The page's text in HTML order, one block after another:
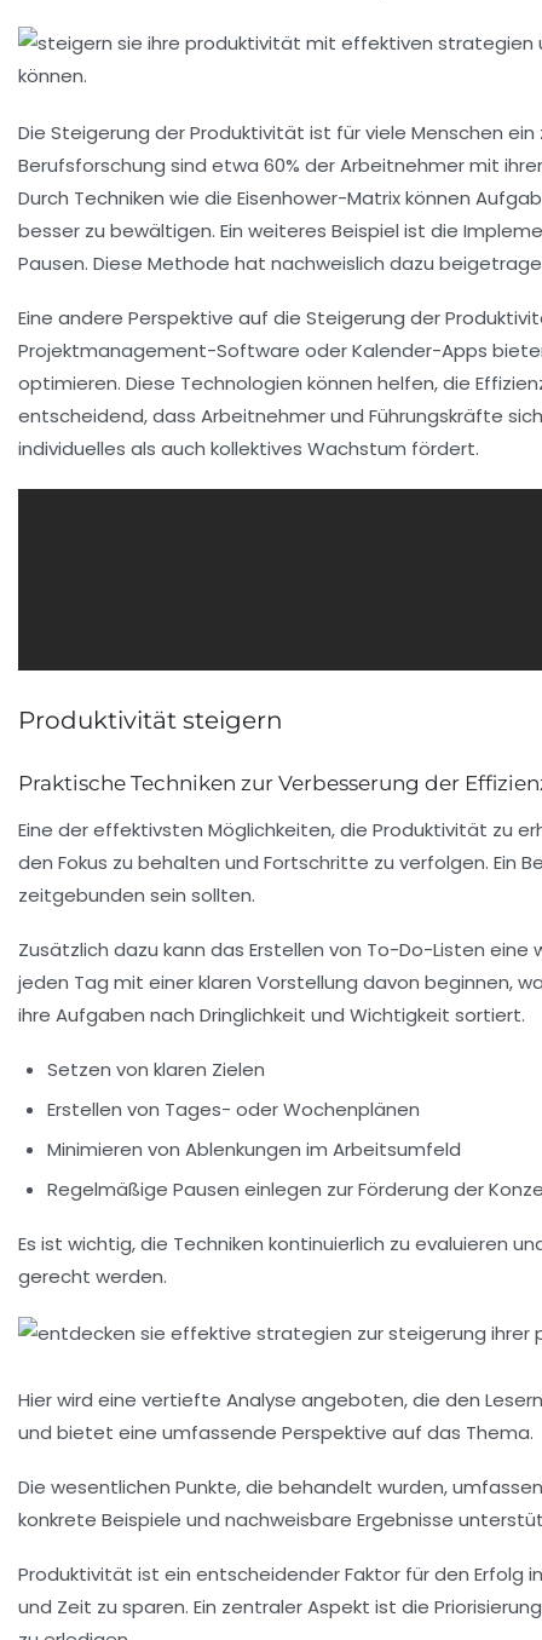
Die Steigerung der Produktivität ist für viele Menschen
Berufsforschung sind etwa 60% der Arbeitnehmer mit
Durch Techniken wie die Eisenhower-Matrix können
besser zu bewältigen. Ein weiteres Beispiel ist die
Pausen. Diese Methode hat nachweislich dazu
Eine andere Perspektive auf die Steigerung der
Projektmanagement-Software oder Kalender-Apps
optimieren. Diese Technologien können helfen, die
entscheidend, dass Arbeitnehmer und Führungskräfte
individuelles als auch kollektives Wachstum fördert.
Produktivität steigern
Praktische Techniken zur Verbesserung der
Eine der effektivsten Möglichkeiten, die Produktivität zu
den Fokus zu behalten und Fortschritte zu verfolgen. Ein
zeitgebunden sein sollten.
Zusätzlich dazu kann das Erstellen von To-Do-Listen eine
jeden Tag mit einer klaren Vorstellung davon beginnen,
ihre Aufgaben nach Dringlichkeit und Wichtigkeit sortiert.
Setzen von klaren Zielen
Erstellen von Tages- oder Wochenplänen
Minimieren von Ablenkungen im Arbeitsumfeld
Regelmäßige Pausen einlegen zur Förderung der
Es ist wichtig, die Techniken kontinuierlich zu evaluieren
gerecht werden.
Hier wird eine vertiefte Analyse angeboten, die den
und bietet eine umfassende Perspektive auf das Thema.
Die wesentlichen Punkte, die behandelt wurden,
konkrete Beispiele und nachweisbare Ergebnisse
Produktivität ist ein entscheidender Faktor für den
und Zeit zu sparen. Ein zentraler Aspekt ist die